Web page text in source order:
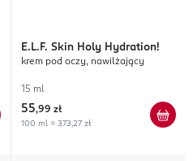
E.L.F. Skin Holy Hydration!
krem pod oczy, nawilżający
15 ml
55,99 zł
100 ml = 373,27 zł